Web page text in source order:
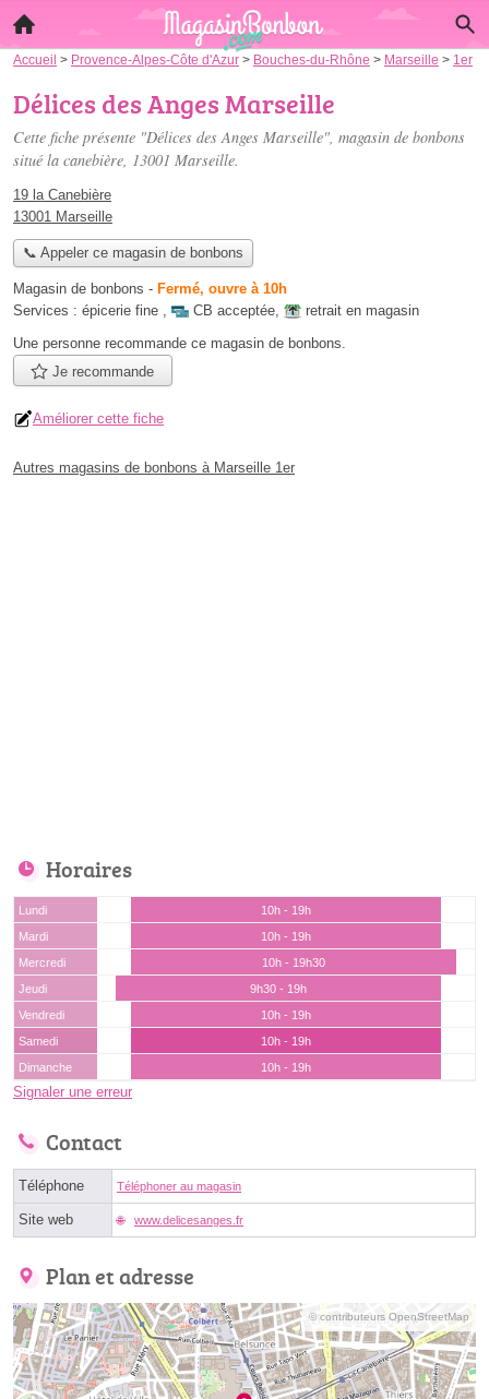
Accueil > Provence-Alpes-Côte d'Azur > Bouches-du-Rhône > Marseille > 1er
Délices des Anges Marseille
Cette fiche présente "Délices des Anges Marseille", magasin de bonbons
situé la canebière, 13001 Marseille.
19 la Canebière
13001 Marseille
📞 Appeler ce magasin de bonbons
Magasin de bonbons - Fermé, ouvre à 10h
Services : épicerie fine , CB acceptée,
retrait en magasin
Une personne recommande ce magasin de bonbons.
Je recommande
Améliorer cette fiche
Autres magasins de bonbons à Marseille 1er
Horaires
Lundi
10h - 19h
Mardi
10h - 19h
Mercredi
10h - 19h30
Jeudi
9h30 - 19h
Vendredi
10h - 19h
Samedi
10h - 19h
Dimanche
10h - 19h
Signaler une erreur
Contact
Téléphone Téléphoner au magasin
Site web www.delicesanges.fr
Plan et adresse
© contributeurs OpenStreetMap